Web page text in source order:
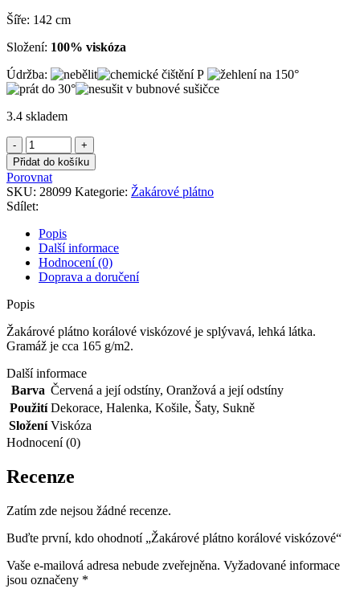
Šíře: 142 cm
Složení: 100% viskóza
Údržba:
3.4 skladem
Žakárové
plátno
korálové
viskózové
množství
Přidat do košíku
Porovnat
SKU: 28099 Kategorie: Žakárové plátno
Sdílet:
Popis
Další informace
Hodnocení (0)
Doprava a doručení
Popis
Žakárové plátno korálové viskózové je splývavá, lehká látka.
Gramáž je cca 165 g/m2.
Další informace
Barva Červená a její odstíny, Oranžová a její odstíny
Použití Dekorace, Halenka, Košile, Šaty, Sukně
Složení Viskóza
Hodnocení (0)
Recenze
Zatím zde nejsou žádné recenze.
Buďte první, kdo ohodnotí „Žakárové plátno korálové viskózové“
Vaše e-mailová adresa nebude zveřejněna. Vyžadované informace
jsou označeny *